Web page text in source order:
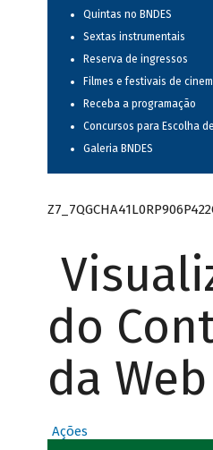
Quintas no BNDES
Sextas instrumentais
Reserva de ingressos
Filmes e festivais de
Receba a programação
Concursos para Escolha
Galeria BNDES
do
da Web
Ações